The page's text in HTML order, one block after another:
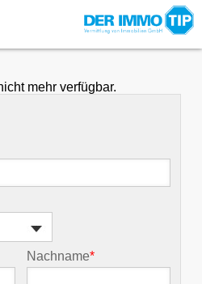
mehr verfügbar.
Nachname*